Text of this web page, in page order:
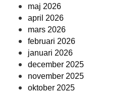
maj 2026
april 2026
mars 2026
februari 2026
januari 2026
december 2025
november 2025
oktober 2025